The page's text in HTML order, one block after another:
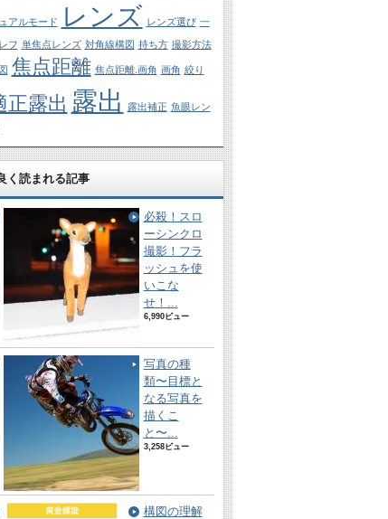
アルモード レンズ レンズ選び 一
フ 単焦点レンズ 対角線構図 持ち方 撮影方法
焦点距離 焦点距離.画角 画角 絞り
正露出 露出 露出補正 魚眼レン
く読まれる記事
必殺！スロ
ーシンクロ
撮影！フラ
ッシュを使
いこな
せ！...
6,990ビュー
写真の種
類〜目標と
なる写真を
描くこ
と〜...
3,258ビュー
構図の理解